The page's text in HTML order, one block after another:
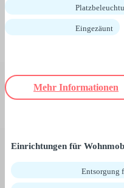
Eingezäunt
Mehr Informationen
Einrichtungen für
Entsorgung